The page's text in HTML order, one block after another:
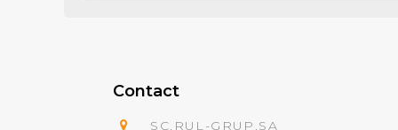
Contact
SC.RUL-GRUP.SA